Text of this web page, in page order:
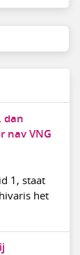
dan
nav VNG
1, staat
het